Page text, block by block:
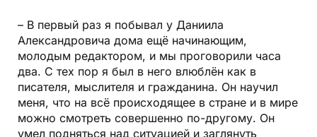
– В первый раз я побывал у Даниила
Александровича дома ещё начинающим,
молодым редактором, и мы проговорили часа
два. С тех пор я был в него влюблён как в
писателя, мыслителя и гражданина. Он научил
меня, что на всё происходящее в стране и в мире
можно смотреть совершенно по-другому. Он
умел подняться над ситуацией и заглянуть